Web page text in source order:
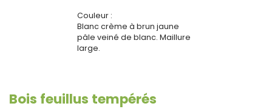
Couleur :
Blanc crème à brun jaune
pâle veiné de blanc. Maillure
large.
Bois feuillus tempérés